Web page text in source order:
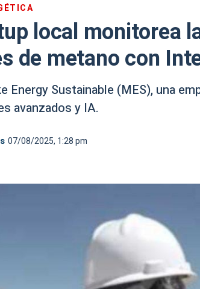
local monitorea
de metano con
Energy Sustainable (MES), una
avanzados y IA.
07/08/2025, 1:28 pm